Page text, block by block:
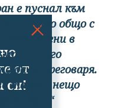
от
си!
е пуснал към
нищо общо с
договорени в
„Много
да се преговаря.
такова нещо